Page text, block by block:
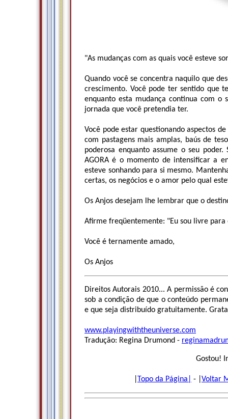
"As mudanças com as quais você esteve
Quando você se concentra naquilo que
crescimento. Você pode ter sentido que
enquanto esta mudança continua com o
jornada que você pretendia ter.
Você pode estar questionando aspectos
com pastagens mais amplas, baús de
poderosa enquanto assume o seu
AGORA é o momento de intensificar a
esteve sonhando para si mesmo.
certas, os negócios e o amor pelo qual
Os Anjos desejam lhe lembrar que o
Afirme freqüentemente: "Eu sou livre
Você é ternamente amado,
Os Anjos
Direitos Autorais 2010... A permissão é
sob a condição de que o conteúdo
e que seja distribuído gratuitamente. Grata
www.playingwiththeuniverse.com
Tradução: Regina Drumond -
Gostou!
Topo da Página| - | Voltar